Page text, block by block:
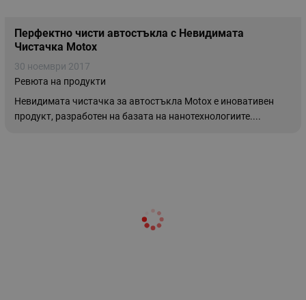
Перфектно чисти автостъкла с Невидимата
Чистачка Motox
30 ноември 2017
Ревюта на продукти
Невидимата чистачка за автостъкла Мotox е иновативен
продукт, разработен на базата на нанотехнологиите....